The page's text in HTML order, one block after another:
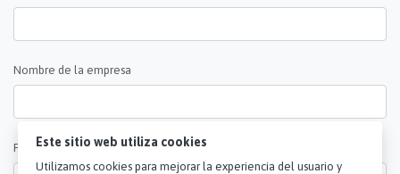
Nombre de la empresa
País *Este sitio web utiliza cookies
Utilizamos cookies para mejorar la experiencia del usuario y